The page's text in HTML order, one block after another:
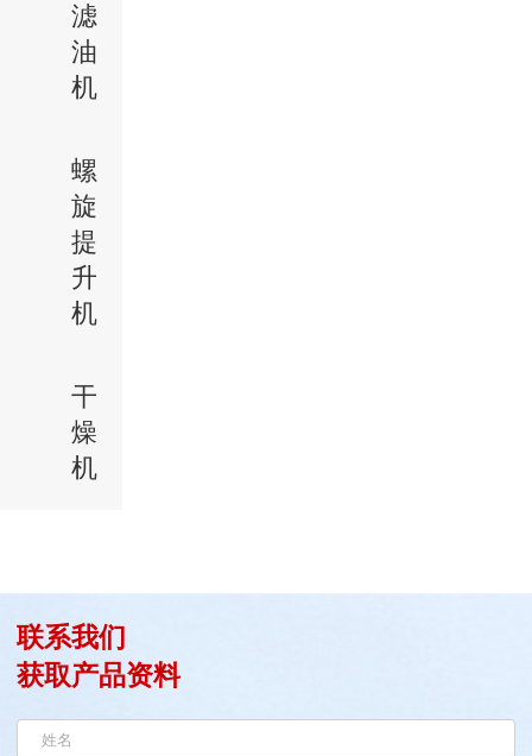
滤
油
机
螺
旋
提
升
机
干
燥
机
联系我们
获取产品资料